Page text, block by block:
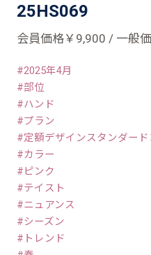
25HS069
会員価格￥9,900 / 一般
2025年4月
部位
ハンド
プラン
定額デザインスタンダード
カラー
ピンク
テイスト
ニュアンス
シーズン
トレンド